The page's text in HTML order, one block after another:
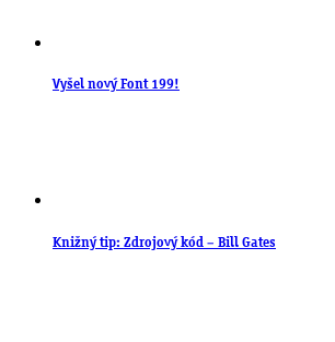
Vyšel nový Font 199!
Knižný tip: Zdrojový kód – Bill Gates